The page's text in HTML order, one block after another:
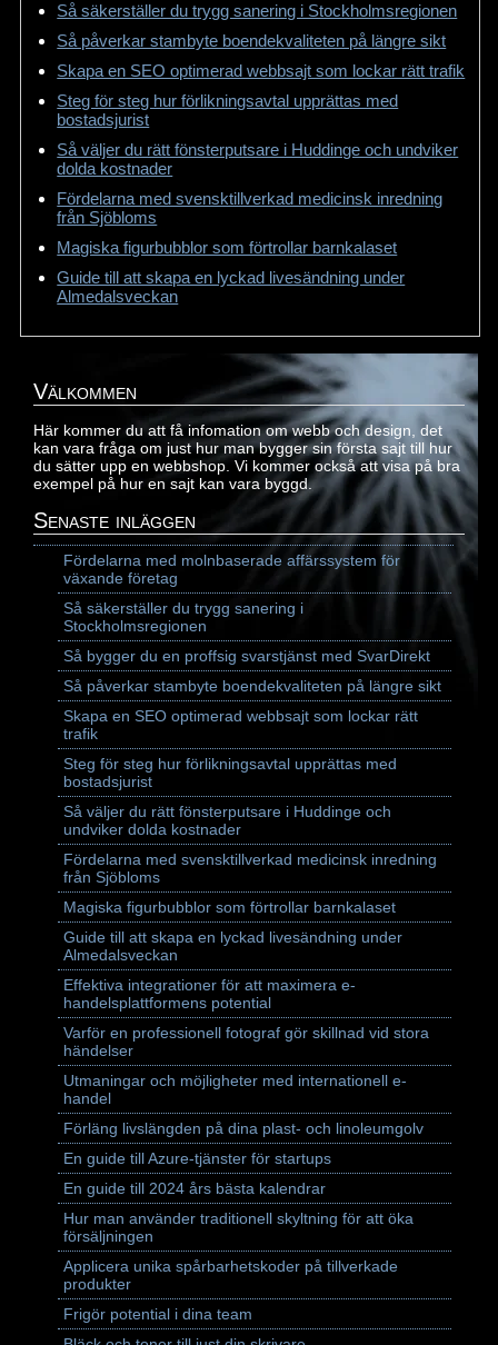
Så säkerställer du trygg sanering i Stockholmsregionen
Så påverkar stambyte boendekvaliteten på längre sikt
Skapa en SEO optimerad webbsajt som lockar rätt trafik
Steg för steg hur förlikningsavtal upprättas med
bostadsjurist
Så väljer du rätt fönsterputsare i Huddinge och undviker
dolda kostnader
Fördelarna med svensktillverkad medicinsk inredning
från Sjöbloms
Magiska figurbubblor som förtrollar barnkalaset
Guide till att skapa en lyckad livesändning under
Almedalsveckan
Välkommen
Här kommer du att få infomation om webb och design, det
kan vara fråga om just hur man bygger sin första sajt till hur
du sätter upp en webbshop. Vi kommer också att visa på bra
exempel på hur en sajt kan vara byggd.
Senaste inläggen
Fördelarna med molnbaserade affärssystem för
växande företag
Så säkerställer du trygg sanering i
Stockholmsregionen
Så bygger du en proffsig svarstjänst med SvarDirekt
Så påverkar stambyte boendekvaliteten på längre sikt
Skapa en SEO optimerad webbsajt som lockar rätt
trafik
Steg för steg hur förlikningsavtal upprättas med
bostadsjurist
Så väljer du rätt fönsterputsare i Huddinge och
undviker dolda kostnader
Fördelarna med svensktillverkad medicinsk inredning
från Sjöbloms
Magiska figurbubblor som förtrollar barnkalaset
Guide till att skapa en lyckad livesändning under
Almedalsveckan
Effektiva integrationer för att maximera e-
handelsplattformens potential
Varför en professionell fotograf gör skillnad vid stora
händelser
Utmaningar och möjligheter med internationell e-
handel
Förläng livslängden på dina plast- och linoleumgolv
En guide till Azure-tjänster för startups
En guide till 2024 års bästa kalendrar
Hur man använder traditionell skyltning för att öka
försäljningen
Applicera unika spårbarhetskoder på tillverkade
produkter
Frigör potential i dina team